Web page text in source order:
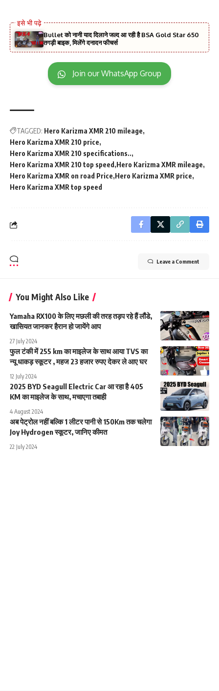
Bullet को नानी याद दिलाने जल्द आ रही है BSA Gold Star 650
तगड़ी बाइक, मिलेंगे दनादन फीचर्स
Join our WhatsApp Group
TAGGED: Hero Karizma XMR 210 mileage
Hero Karizma XMR 210 price
Hero Karizma XMR 210 specifications..
Hero Karizma XMR 210 top speed Hero Karizma XMR mileage
Hero Karizma XMR on road Price Hero Karizma XMR price
Hero Karizma XMR top speed
Leave a Comment
You Might Also Like
Yamaha RX100 के लिए मछली की तरह तड़प रहे हैं लौंडे,
खासियत जानकर हैरान हो जायेंगे आप
27 July 2024
फुल टंकी में 255 km का माइलेज के साथ आया TVS का
न्यू धाकड़ स्कूटर , महज 23 हजार रुपए देकर ले आए घर
12 July 2024
2025 BYD Seagull Electric Car आ रहा है 405
KM का माइलेज के साथ, मचाएगा तबाही
4 August 2024
अब पेट्रोल नहीं बल्कि 1 लीटर पानी से 150Km तक चलेगा
Joy Hydrogen स्कूटर, जानिए कीमत
22 July 2024